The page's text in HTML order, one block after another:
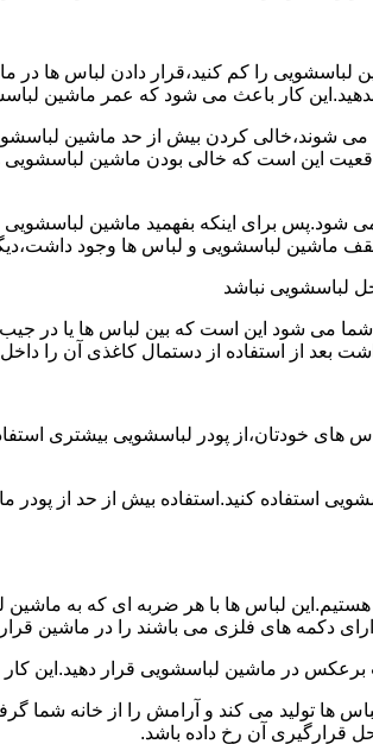
لباسشویی را کم کنید،قرار دادن لباس
کردن بیش از حد ماشین
این است که خالی بودن ماشین
برای اینکه بفهمید ماشین لباسشویی
لباسشویی نباشد
شود این است که بین لباس ها یا در جیب
بعد از استفاده از دستمال کاغذی آن را
های خودتان،از پودر لباسشویی بیشتری
استفاده کنید.استفاده بیش از حد از
هستیم.این لباس ها با هر ضربه ای که به
دکمه های فلزی می باشند را در ماشین قرار
برعکس در ماشین لباسشویی قرار دهید.این
تولید می کند و آرامش را از خانه شما
قرارگیری آن رخ داده باشد.